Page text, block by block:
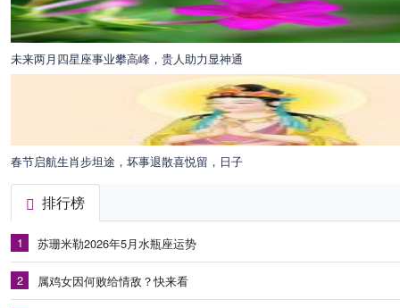
未来两月四星座事业攀高峰，贵人助力显神通
春节启航生肖步坦途，坏事退散喜悦留，日子
排行榜
1 苏珊米勒2026年5月水瓶座运势
2 属鸡女因何败给情敌？快来看